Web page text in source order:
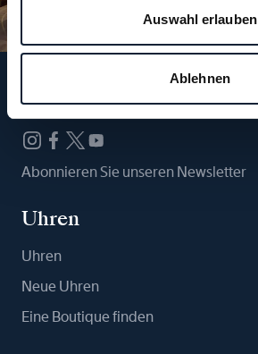
Auswahl erlauben
Ablehnen
Folgen Sie uns
Abonnieren Sie unseren Newsletter
Uhren
Uhren
Neue Uhren
Eine Boutique finden